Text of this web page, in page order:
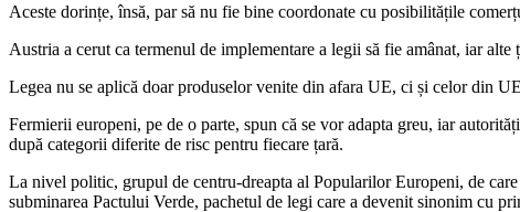
Aceste dorințe, însă, par să nu fie bine coordonate cu posibilitățile
Austria a cerut ca termenul de implementare a legii să fie amânat, iar
Legea nu se aplică doar produselor venite din afara UE, ci și celor din
Fermierii europeni, pe de o parte, spun că se vor adapta greu, iar
după categorii diferite de risc pentru fiecare țară.
La nivel politic, grupul de centru-dreapta al Popularilor Europeni, de
subminarea Pactului Verde, pachetul de legi care a devenit sinonim cu